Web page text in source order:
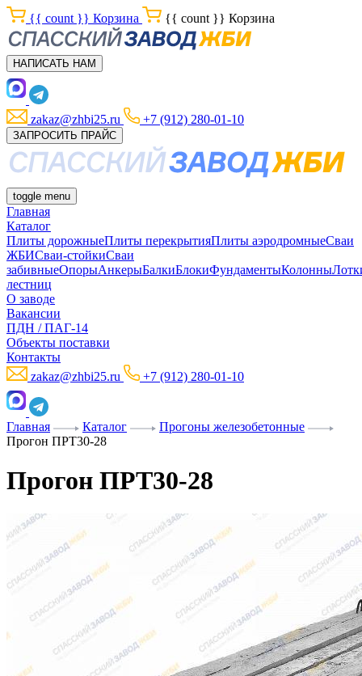
{{ count }} Корзина {{ count }} Корзина
НАПИСАТЬ НАМ
zakaz@zhbi25.ru +7 (912) 280-01-10
ЗАПРОСИТЬ ПРАЙС
toggle menu
Главная
Каталог
Плиты дорожныеПлиты перекрытияПлиты аэродромныеСваи
ЖБИСваи-стойкиСваи
забивныеОпорыАнкерыБалкиБлокиФундаментыКолонны
лестниц
О заводе
Вакансии
ПДН / ПАГ-14
Объекты поставки
Контакты
zakaz@zhbi25.ru
+7 (912) 280-01-10
Главная Каталог
Прогоны железобетонные
Прогон ПРТ30-28
Прогон ПРТ30-28